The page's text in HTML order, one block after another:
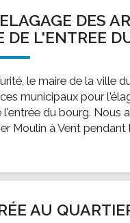
DES
DE L'ENTREE
le maire de la ville
municipaux pour
l'entrée du bourg. Nous
Moulin à Vent pendant
AU